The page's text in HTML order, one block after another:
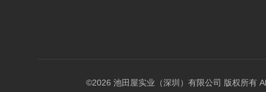
©2026 池田屋实业（深圳）有限公司 版权所有